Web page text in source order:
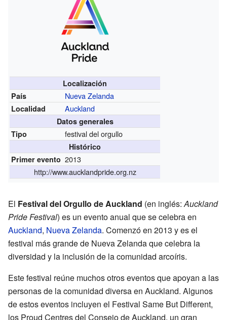
Localización
País
Nueva Zelanda
Localidad Auckland
Datos generales
Tipo
festival del orgullo
Histórico
Primer evento 2013
http://www.aucklandpride.org.nz
El Festival del Orgullo de Auckland (en inglés:Auckland
Pride Festival) es un evento anual que se celebra en
Auckland, Nueva Zelanda. Comenzó en 2013 y es el
festival más grande de Nueva Zelanda que celebra la
diversidad y la inclusión de la comunidad arcoíris.
Este festival reúne muchos otros eventos que apoyan a las
personas de la comunidad diversa en Auckland. Algunos
de estos eventos incluyen el Festival Same But Different,
los Proud Centres del Consejo de Auckland, un gran